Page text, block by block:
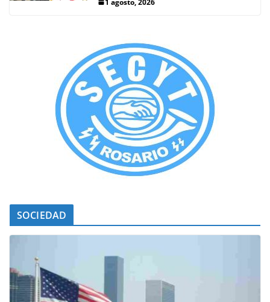
1 agosto, 2026
SOCIEDAD